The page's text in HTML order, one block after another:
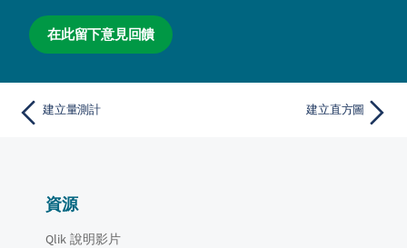
在此留下意見回饋
建立量測計 建立直方圖
資源
Qlik 說明影片